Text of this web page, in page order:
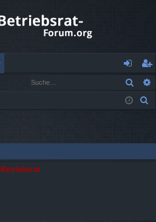
n
m
de
eg
ist
re
Betriebsrat